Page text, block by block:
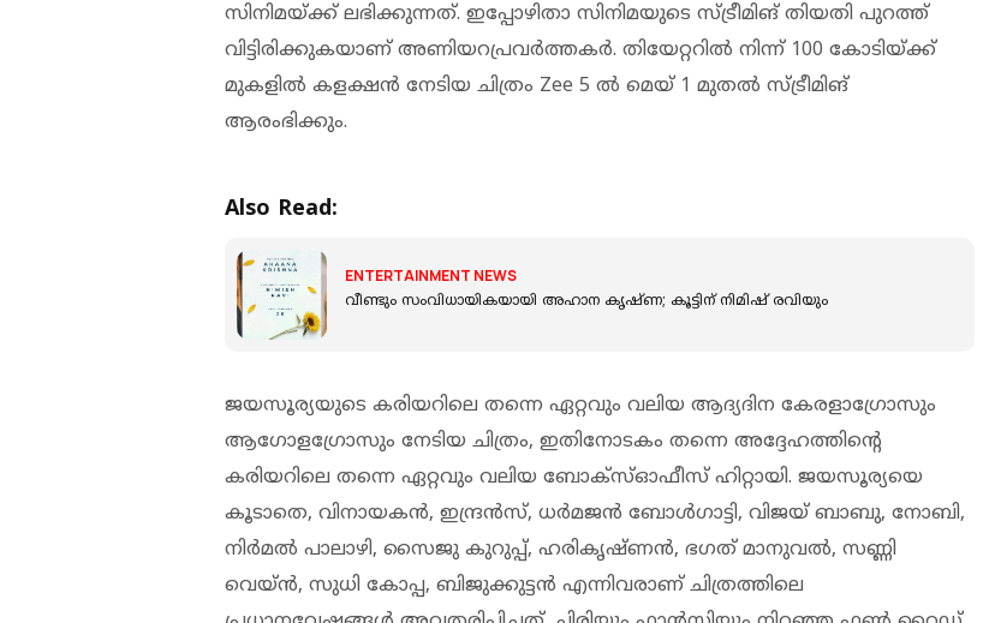
സിനിമയ്ക്ക് ലഭിക്കുന്നത്. ഇപ്പോഴിതാ സിനിമയുടെ സ്ട്രീമിങ് തിയതി പുറത്ത്
വിട്ടിരിക്കുകയാണ് അണിയറപ്രവർത്തകർ. തിയേറ്ററിൽ നിന്ന് 100 കോടിയ്ക്ക്
മുകളിൽ കളക്ഷൻ നേടിയ ചിത്രം Zee 5 ൽ മെയ് 1 മുതൽ സ്ട്രീമിങ്
ആരംഭിക്കും.
Also Read:
ENTERTAINMENT NEWS
വീണ്ടും സംവിധായികയായി അഹാന കൃഷ്ണ; കൂട്ടിന് നിമിഷ് രവിയും
ജയസൂര്യയുടെ കരിയറിലെ തന്നെ ഏറ്റവും വലിയ ആദ്യദിന കേരളാഗ്രോസും
ആഗോളഗ്രോസും നേടിയ ചിത്രം, ഇതിനോടകം തന്നെ അദ്ദേഹത്തിന്റെ
കരിയറിലെ തന്നെ ഏറ്റവും വലിയ ബോക്‌സ്ഓഫീസ് ഹിറ്റായി. ജയസൂര്യയെ
കൂടാതെ, വിനായകൻ, ഇന്ദ്രൻസ്, ധർമജൻ ബോൾഗാട്ടി, വിജയ് ബാബു, നോബി,
നിർമൽ പാലാഴി, സൈജു കുറുപ്പ്, ഹരികൃഷ്ണൻ, ഭഗത് മാനുവൽ, സണ്ണി
വെയ്ൻ, സുധി കോപ്പ, ബിജുക്കുട്ടൻ എന്നിവരാണ് ചിത്രത്തിലെ